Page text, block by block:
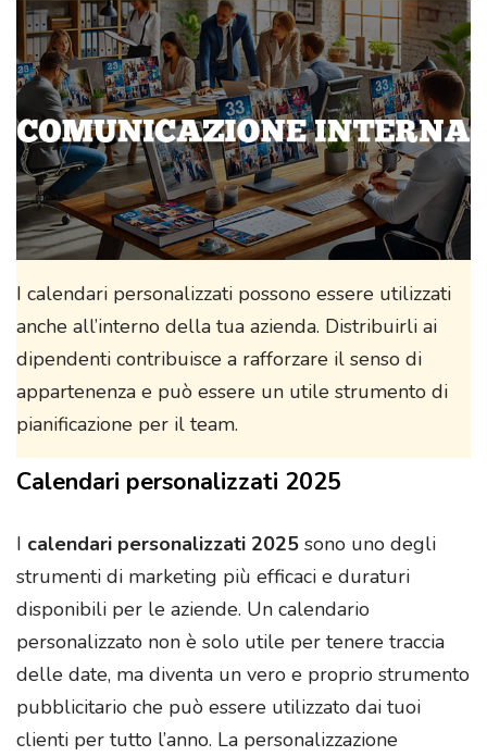
I calendari personalizzati possono essere utilizzati
anche all’interno della tua azienda. Distribuirli ai
dipendenti contribuisce a rafforzare il senso di
appartenenza e può essere un utile strumento di
pianificazione per il team.
Calendari personalizzati 2025
I calendari personalizzati 2025 sono uno degli
strumenti di marketing più efficaci e duraturi
disponibili per le aziende. Un calendario
personalizzato non è solo utile per tenere traccia
delle date, ma diventa un vero e proprio strumento
pubblicitario che può essere utilizzato dai tuoi
clienti per tutto l’anno. La personalizzazione